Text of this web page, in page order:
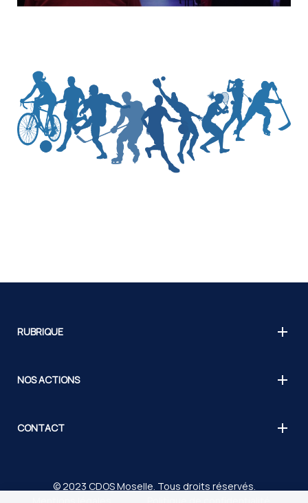
RUBRIQUE
NOS ACTIONS
CONTACT
© 2023 CDOS Moselle. Tous droits réservés.